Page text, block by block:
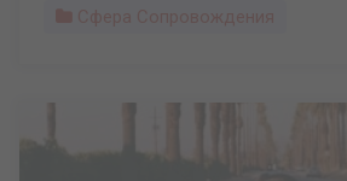
Сфера Сопровождения